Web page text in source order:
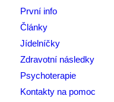
První info
Články
Jídelníčky
Zdravotní následky
Psychoterapie
Kontakty na pomoc